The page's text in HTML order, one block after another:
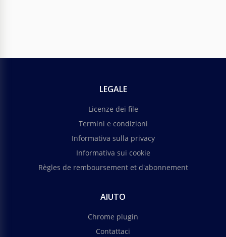
LEGALE
Licenze dei file
Termini e condizioni
Informativa sulla privacy
Informativa sui cookie
Règles de remboursement et d'abonnement
AIUTO
Chrome plugin
Contattaci